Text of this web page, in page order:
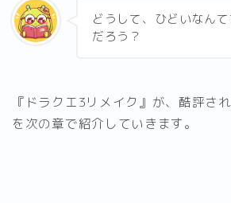
どうして、ひどいなん
だろう？
『ドラクエ3リメイク』が、酷評さ
を次の章で紹介していきます。